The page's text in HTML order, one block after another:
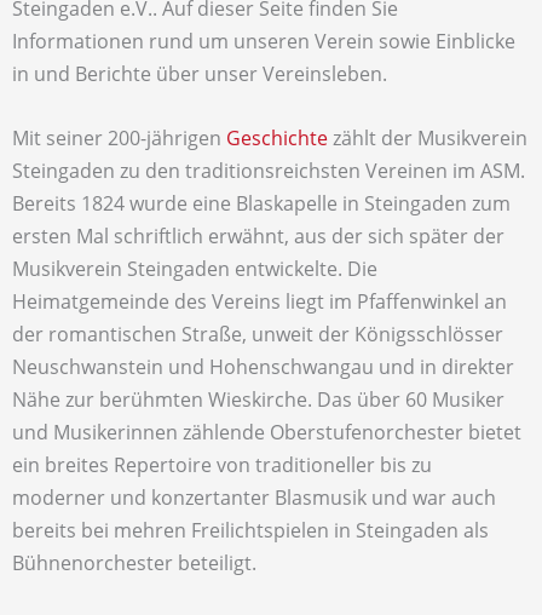
Steingaden e.V.. Auf dieser Seite finden Sie
Informationen rund um unseren Verein sowie Einblicke
in und Berichte über unser Vereinsleben.
Mit seiner 200-jährigen Geschichtezählt der Musikverein
Steingaden zu den traditionsreichsten Vereinen im ASM.
Bereits 1824 wurde eine Blaskapelle in Steingaden zum
ersten Mal schriftlich erwähnt, aus der sich später der
Musikverein Steingaden entwickelte. Die
Heimatgemeinde des Vereins liegt im Pfaffenwinkel an
der romantischen Straße, unweit der Königsschlösser
Neuschwanstein und Hohenschwangau und in direkter
Nähe zur berühmten Wieskirche. Das über 60 Musiker
und Musikerinnen zählende Oberstufenorchester bietet
ein breites Repertoire von traditioneller bis zu
moderner und konzertanter Blasmusik und war auch
bereits bei mehren Freilichtspielen in Steingaden als
Bühnenorchester beteiligt.